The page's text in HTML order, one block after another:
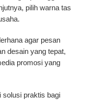
pilih warna tas
agar pesan
desain yang tepat,
promosi yang
solusi praktis bagi